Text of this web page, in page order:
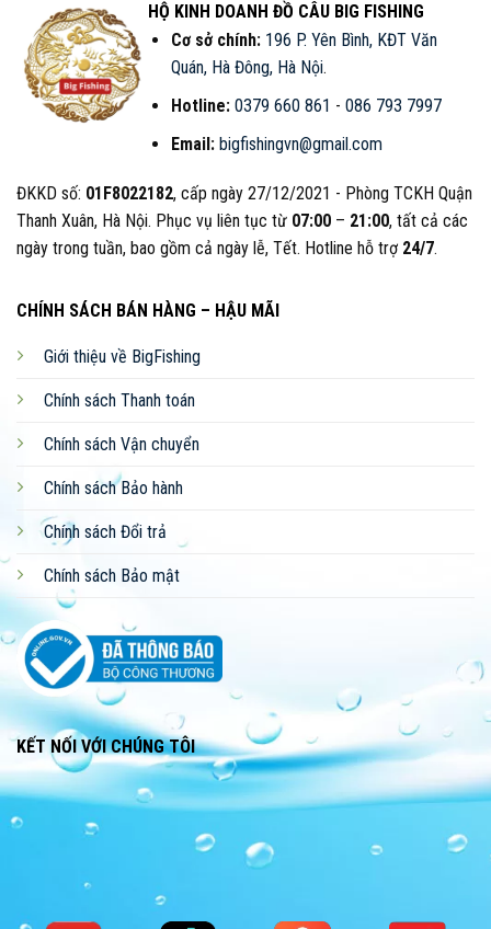
HỘ KINH DOANH ĐỒ CÂU BIG FISHING
Cơ sở chính: 196 P. Yên Bình, KĐT Văn
Quán, Hà Đông, Hà Nội.
Hotline: 0379 660 861 - 086 793 7997
Email: bigfishingvn@gmail.com
ĐKKD số: 01F8022182, cấp ngày 27/12/2021 - Phòng TCKH Quận
Thanh Xuân, Hà Nội. Phục vụ liên tục từ 07:00 – 21:00, tất cả các
ngày trong tuần, bao gồm cả ngày lễ, Tết. Hotline hỗ trợ 24/7.
CHÍNH SÁCH BÁN HÀNG – HẬU MÃI
Giới thiệu về BigFishing
Chính sách Thanh toán
Chính sách Vận chuyển
Chính sách Bảo hành
Chính sách Đổi trả
Chính sách Bảo mật
KẾT NỐI VỚI CHÚNG TÔI